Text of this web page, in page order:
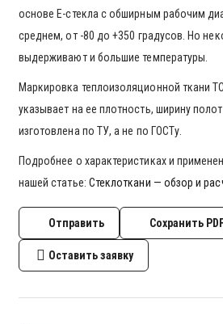
основе Е-стекла с обширным рабочим
среднем, от -80 до +350 градусов. Но
выдерживают и большие температуры.
Маркировка теплоизоляционной ткани
указывает на ее плотность, ширину
изготовлена по ТУ, а не по ГОСТу.
Подробнее о характеристиках и
нашей статье: Стеклоткани — обзор и
Отправить Сохранить
Оставить заявку